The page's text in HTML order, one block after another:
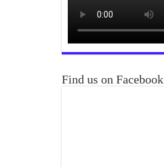
Find us on Facebook